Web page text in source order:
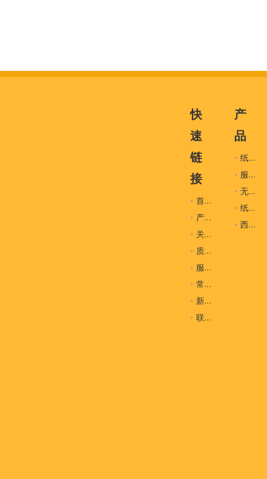
快
速
链
接
首页
产品
关于我们
质量控制
服务
常问问题
新闻
联系我们
产
品
纸袋
服装辅料
无纺布袋
纸盒
西装袋